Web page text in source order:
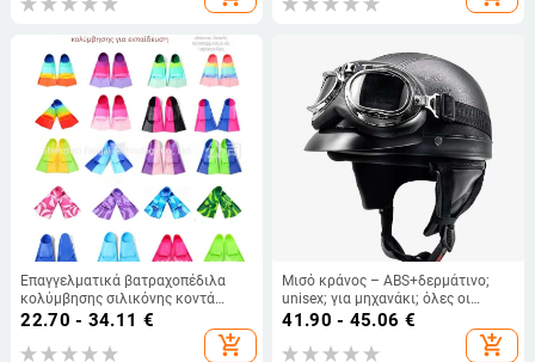
Επαγγελματικά βατραχοπέδιλα
κολύμβησης σιλικόνης κοντά
βατραχοπέδιλα για παιδιά
κατάδυσης παπούτσια βατράχων
εκπαίδευση εξοπλισμού
22.70 - 34.11 €
add_shopping_cart
Μισό κράνος – ABS+δερμάτινο;
unisex; για μηχανάκι; όλες οι
εποχές
41.90 - 45.06 €
add_shopping_cart